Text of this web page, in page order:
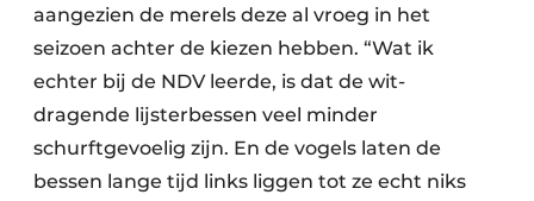
aangezien de merels deze al vroeg in het
seizoen achter de kiezen hebben. “Wat ik
echter bij de NDV leerde, is dat de wit-
dragende lijsterbessen veel minder
schurftgevoelig zijn. En de vogels laten de
bessen lange tijd links liggen tot ze echt niks